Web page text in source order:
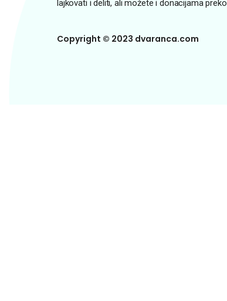
lajkovati i deliti, ali možete i donacijama preko
Copyright © 2023 dvaranca.com